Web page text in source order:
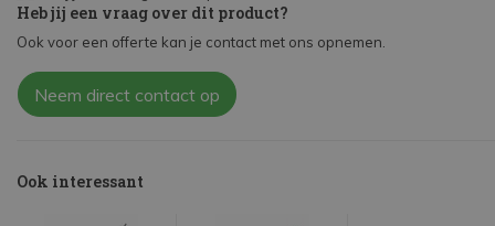
Heb jij een vraag over dit product?
Ook voor een offerte kan je contact met ons opnemen.
Neem direct contact op
Ook interessant